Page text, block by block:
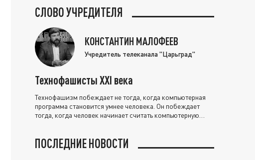
СЛОВО УЧРЕДИТЕЛЯ
КОНСТАНТИН МАЛОФЕЕВ
Учредитель телеканала "Царьград"
Технофашисты XXI века
Технофашизм побеждает не тогда, когда компьютерная
программа становится умнее человека. Он побеждает
тогда, когда человек начинает считать компьютерную
ПОСЛЕДНИЕ НОВОСТИ